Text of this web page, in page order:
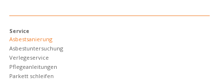
Service
Asbestsanierung
Asbestuntersuchung
Verlegeservice
Pflegeanleitungen
Parkett schleifen